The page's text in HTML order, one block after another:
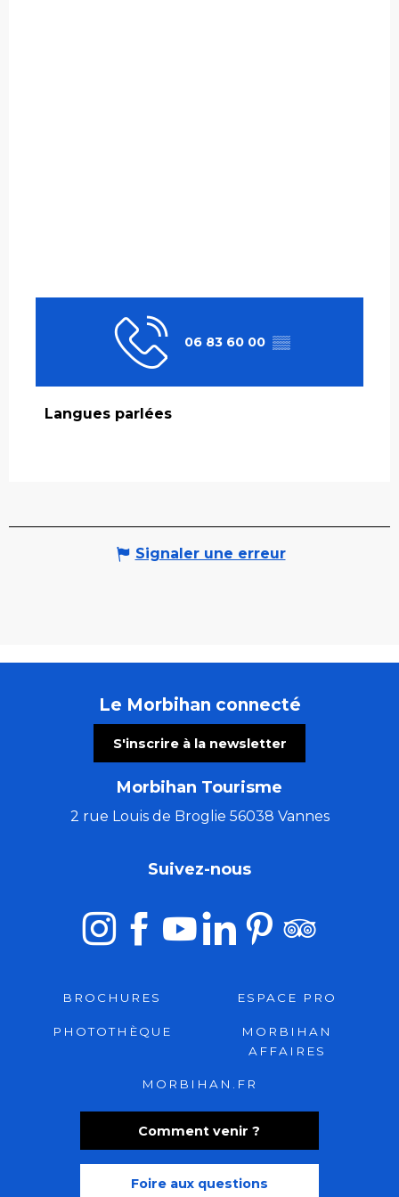
06 83 60 00 ▒▒
Langues parlées
Langues parlées
Signaler une erreur
Le Morbihan connecté
S'inscrire à la newsletter
Morbihan Tourisme
2 rue Louis de Broglie 56038 Vannes
Comment venir ?
Foire aux questions
Suivez-nous
BROCHURES ESPACE PRO
PHOTOTHÈQUE
MORBIHAN
AFFAIRES
MORBIHAN.FR